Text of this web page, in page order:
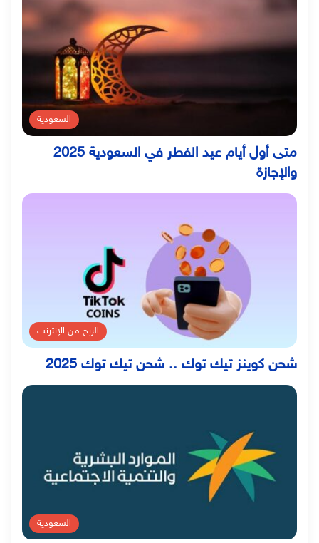
السعودية
متى أول أيام عيد الفطر في السعودية 2025
والإجازة
الربح من الإنترنت
شحن كوينز تيك توك .. شحن تيك توك 2025
السعودية